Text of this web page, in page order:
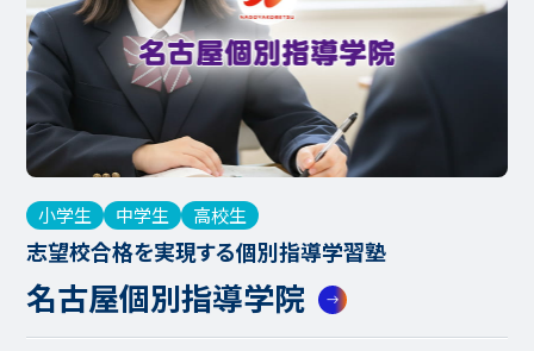
小学生 中学生 高校生
志望校合格を実現する個別指導学習塾
名古屋個別指導学院